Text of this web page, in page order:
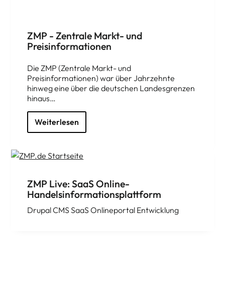
ZMP - Zentrale Markt- und
Preisinformationen
Die ZMP (Zentrale Markt- und
Preisinformationen) war über Jahrzehnte
hinweg eine über die deutschen Landesgrenzen
hinaus…
Weiterlesen
ZMP Live: SaaS Online-
Handelsinformationsplattform
Drupal CMS SaaS Onlineportal Entwicklung